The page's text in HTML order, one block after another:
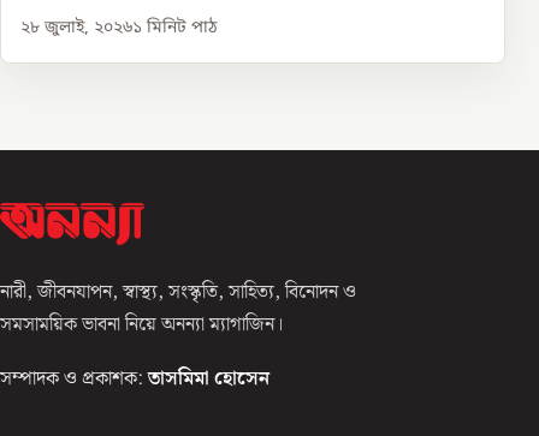
২৮ জুলাই, ২০২৬১ মিনিট পাঠ
নারী, জীবনযাপন, স্বাস্থ্য, সংস্কৃতি, সাহিত্য, বিনোদন ও
সমসাময়িক ভাবনা নিয়ে অনন্যা ম্যাগাজিন।
সম্পাদক ও প্রকাশক: তাসমিমা হোসেন